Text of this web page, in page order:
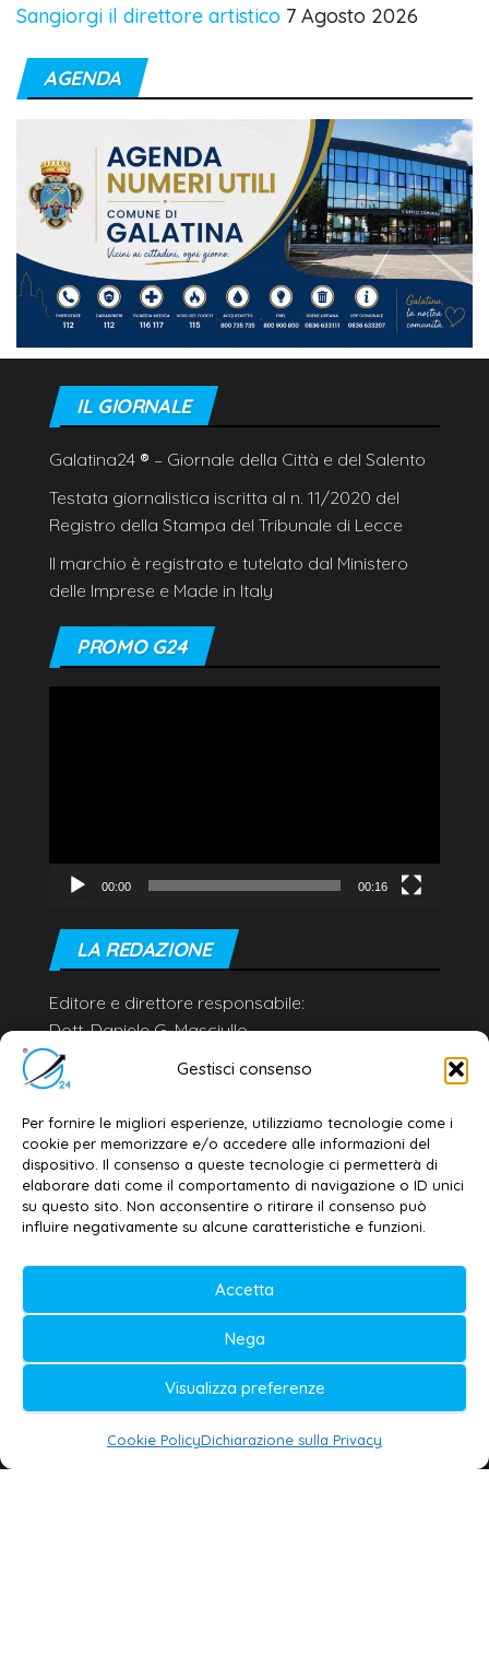
Gestisci consenso
Per fornire le migliori esperienze, utilizziamo tecnologie come i
cookie per memorizzare e/o accedere alle informazioni del
dispositivo. Il consenso a queste tecnologie ci permetterà di
elaborare dati come il comportamento di navigazione o ID unici
su questo sito. Non acconsentire o ritirare il consenso può
influire negativamente su alcune caratteristiche e funzioni.
Accetta
Nega
Visualizza preferenze
Cookie PolicyDichiarazione sulla Privacy
Sangiorgi il direttore artistico 7 Agosto 2026
AGENDA
IL GIORNALE
Galatina24 ® – Giornale della Città e del Salento
Testata giornalistica iscritta al n. 11/2020 del
Registro della Stampa del Tribunale di Lecce
Il marchio è registrato e tutelato dal Ministero
delle Imprese e Made in Italy
PROMO G24
00:00 00:16
LA REDAZIONE
Editore e direttore responsabile:
Dott. Daniele G. Masciullo
Email:
redazione@galatina24.it
Privacy policy–Cookie policy
© 2020-2026 | Galatina24 ®
Testata iscritta al n. 11/2020 Registro della
Stampa Tribunale di Lecce
Editore e direttore responsabile:
Daniele G. Masciullo
Galatina24 è marchio registrato dal Ministero
delle Imprese